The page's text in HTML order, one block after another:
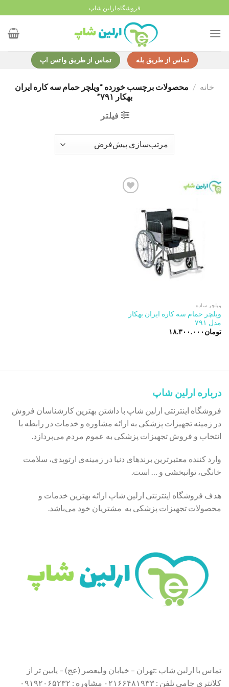
to
content
فروشگاه ارلین شاپ
تماس از طریق بله تماس از طریق واتس اپ
خانه / محصولات برچسب خورده “ویلچر حمام سه کاره ایران
بهکار ۷۹۱”
فیلتر
ویلچر ساده
ویلچر حمام سه کاره ایران بهکار
مدل ۷۹۱
تومان ۱۸.۳۰۰.۰۰۰
درباره ارلین شاپ
فروشگاه اینترنتی ارلین شاپ با داشتن بهترین کارشناسان فروش
در زمینه تجهیزات پزشکی به ارائه مشاوره و خدمات در رابطه با
انتخاب و فروش تجهیزات پزشکی به عموم مردم می‌پردازد.
وارد کننده معتبرترین برندهای دنیا در زمینه‌ی ارتوپدی، سلامت
خانگی، توانبخشی و … است.
هدف فروشگاه اینترنتی ارلین شاپ ارائه بهترین خدمات و
محصولات تجهیزات پزشکی به مشتریان خود می‌باشد.
تماس با ارلین شاپ :تهران – خیابان ولیعصر (عج) – پایین تر از
کلانتری جامی تلفن : ۰۲۱۶۶۴۸۱۹۳۳ مشاوره : ۰۹۱۹۲۰۶۵۲۳۲